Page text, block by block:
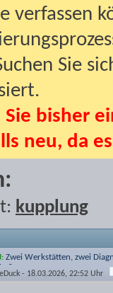
verfassen
Sie
bisher
neu, da
kupplung
Zwei Werkstätten, zwei
- 18.03.2026, 22:52 Uhr